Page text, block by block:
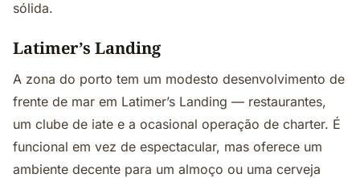
sólida.
Latimer’s Landing
A zona do porto tem um modesto desenvolvimento de
frente de mar em Latimer’s Landing — restaurantes,
um clube de iate e a ocasional operação de charter. É
funcional em vez de espectacular, mas oferece um
ambiente decente para um almoço ou uma cerveja